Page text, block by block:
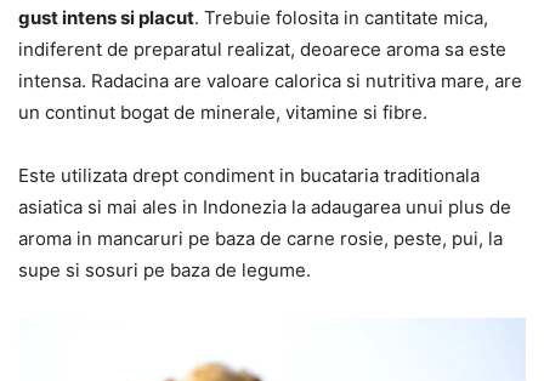
gust intens si placut. Trebuie folosita in cantitate mica,
indiferent de preparatul realizat, deoarece aroma sa este
intensa. Radacina are valoare calorica si nutritiva mare, are
un continut bogat de minerale, vitamine si fibre.
Este utilizata drept condiment in bucataria traditionala
asiatica si mai ales in Indonezia la adaugarea unui plus de
aroma in mancaruri pe baza de carne rosie, peste, pui, la
supe si sosuri pe baza de legume.